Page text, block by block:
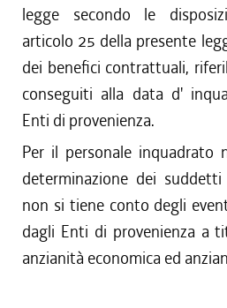
legge secondo le
articolo 25 della presente
dei benefici contrattuali,
conseguiti alla data d'
Enti di provenienza.
Per il personale inquadrato
determinazione dei
non si tiene conto degli
dagli Enti di provenienza a
anzianità economica ed